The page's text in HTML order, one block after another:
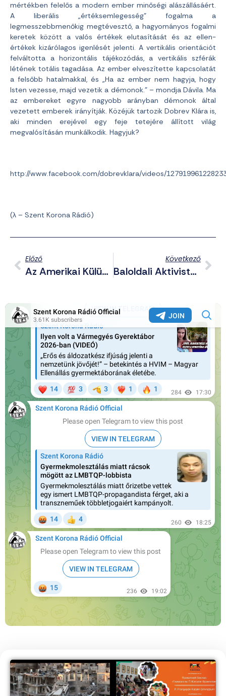
mértékben felelős a modern ember minőségi alászállásáért.
A liberális „értéksemlegesség” fogalma a
legmesszebbmenőkig megtévesztő, a hagyományos fogalmi
keretek között a valós értékek elutasítását és az ellen-
értékek kizárólagos igenlését jelenti. A vertikális orientációt
felváltotta a horizontális tájékozódás, a vertikális szférák
létének totális tagadása. Az ember elveszítette kapcsolatát
a felsőbb hatalmakkal, és „Ha az ember nem hagyja, hogy
Isten vezesse, majd vezetik a démonok.” – mondja Dávila. Ma
az embereket egyre nagyobb arányban démonok által
vezetett emberek irányítják. Közéjük tartozik Dobrev Klára is,
aki minden erejével egy feje tetejére állított világ
megvalósításán munkálkodik. Hagyjuk?
http://www.facebook.com/dobrevklara/videos/
(λ – Szent Korona Rádió)
Előző
Az Amerikai Külügyminiszter Bejelentette: Az Illegális Ciszjordániai Zsidó Telepek Léte Nem Sérti A Nemzetközi Jogot
Következő
Baloldali Aktivisták Zavarták Meg A Bécsi Egyetem Jobboldali Oktatójának Előadását